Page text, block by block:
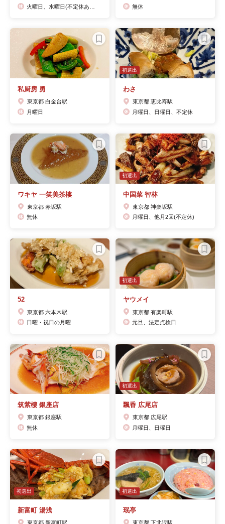
無休
私厨房 勇
東京都 白金台駅
月曜日
初選出
わさ
東京都 恵比寿駅
月曜日、日曜日、不定休
ワキヤ 一笑美茶樓
東京都 赤坂駅
無休
初選出
中国菜 智林
東京都 神楽坂駅
月曜日、他月2回(不定休)
52
東京都 六本木駅
日曜・祝日の月曜
初選出
ヤウメイ
東京都 有楽町駅
元旦、法定点検日
筑紫樓 銀座店
東京都 銀座駅
無休
初選出
飄香 広尾店
東京都 広尾駅
月曜日、日曜日
初選出
新富町 湯浅
東京都 新富町駅
初選出
珉亭
東京都 下北沢駅